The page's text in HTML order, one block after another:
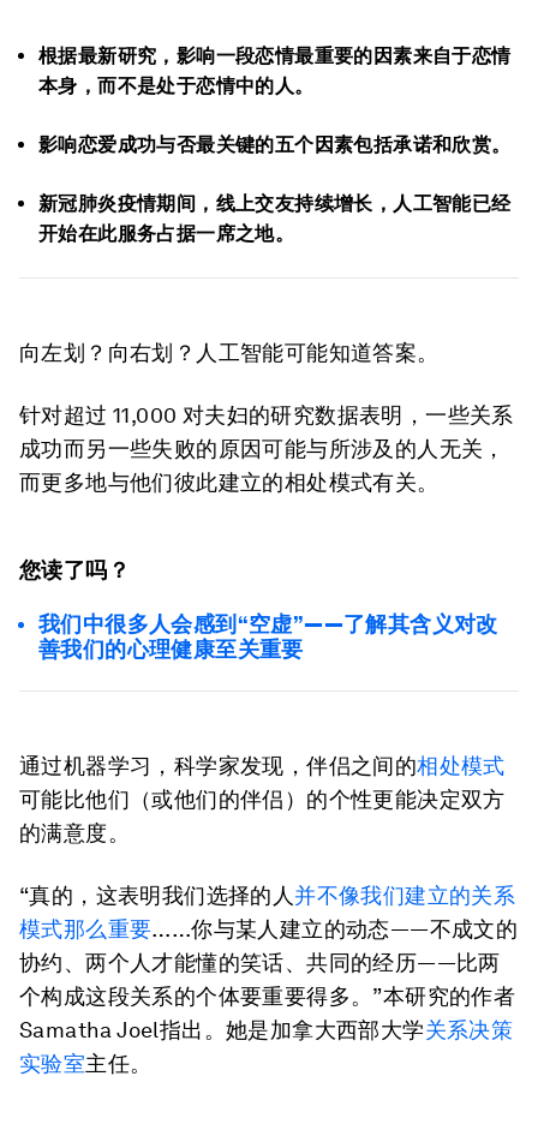
根据最新研究，影响一段恋情最重要的因素来自于恋情
本身，而不是处于恋情中的人。
影响恋爱成功与否最关键的五个因素包括承诺和欣赏。
新冠肺炎疫情期间，线上交友持续增长，人工智能已经
开始在此服务占据一席之地。
向左划？向右划？人工智能可能知道答案。
针对超过 11,000 对夫妇的研究数据表明，一些关系
成功而另一些失败的原因可能与所涉及的人无关，
而更多地与他们彼此建立的相处模式有关。
您读了吗？
我们中很多人会感到“空虚”——了解其含义对改
善我们的心理健康至关重要
通过机器学习，科学家发现，伴侣之间的相处模式
可能比他们（或他们的伴侣）的个性更能决定双方
的满意度。
“真的，这表明我们选择的人 并不像我们建立的关系
模式那么重要……你与某人建立的动态——不成文的
协约、两个人才能懂的笑话、共同的经历——比两
个构成这段关系的个体要重要得多。”本研究的作者
Samatha Joel指出。她是加拿大西部大学关系决策
实验室主任。